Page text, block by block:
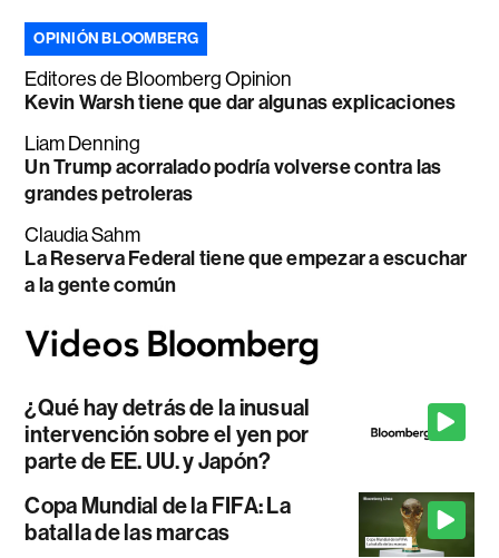
OPINIÓN BLOOMBERG
Editores de Bloomberg Opinion
Kevin Warsh tiene que dar algunas explicaciones
Liam Denning
Un Trump acorralado podría volverse contra las
grandes petroleras
Claudia Sahm
La Reserva Federal tiene que empezar a escuchar
a la gente común
¿Qué hay detrás de la inusual
intervención sobre el yen por
parte de EE. UU. y Japón?
Copa Mundial de la FIFA: La
batalla de las marcas